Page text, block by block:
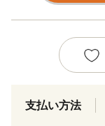
支払い方法